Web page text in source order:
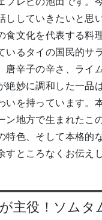
ししていきたいと思
食文化を代表する料
いるタイの国民的サ
唐辛子の辛さ、ライ
絶妙に調和した一品
いを持っています。
ン地方で生まれたこ
特色、そして本格的
すところなくお伝えし
主役！ソムタ